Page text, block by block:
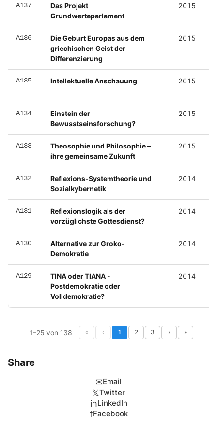
A137
Das Projekt
Grundwerteparlament
2015
A136
Die Geburt Europas aus dem
griechischen Geist der
Differenzierung
2015
A135 Intellektuelle Anschauung 2015
A134
Einstein der
Bewusstseinsforschung?
2015
A133
Theosophie und Philosophie –
ihre gemeinsame Zukunft
2015
A132
Reflexions-Systemtheorie und
Sozialkybernetik
2014
A131
Reflexionslogik als der
vorzüglichste Gottesdienst?
2014
A130
Alternative zur Groko-
Demokratie
2014
A129
TINA oder TIANA -
Postdemokratie oder
Volldemokratie?
2014
1–25 von 138 « ‹ 1 2 3 › »
Share
✉Email
𝕏Twitter
inLinkedIn
fFacebook